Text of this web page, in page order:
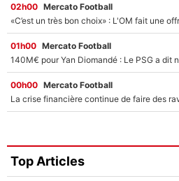
02h00 Mercato Football
01h00 Mercato Football
00h00 Mercato Football
Top Articles